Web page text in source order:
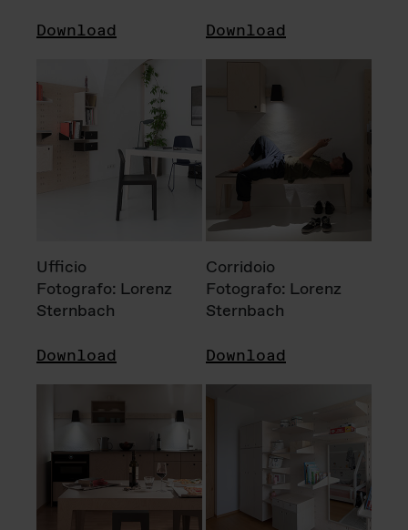
Download Download
Ufficio
Fotografo: Lorenz
Sternbach
Download
Corridoio
Fotografo: Lorenz
Sternbach
Download